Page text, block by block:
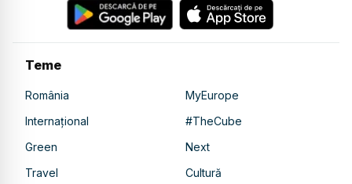
Teme
România
MyEurope
Internațional
#TheCube
Green
Next
Travel
Cultură